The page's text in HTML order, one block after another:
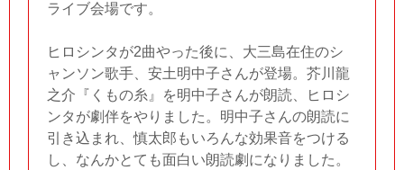
ライブ会場です。
ヒロシンタが2曲やった後に、大三島在住のシ
ャンソン歌手、安土明中子さんが登場。芥川龍
之介『くもの糸』を明中子さんが朗読、ヒロシ
ンタが劇伴をやりました。明中子さんの朗読に
引き込まれ、慎太郎もいろんな効果音をつける
し、なんかとても面白い朗読劇になりました。